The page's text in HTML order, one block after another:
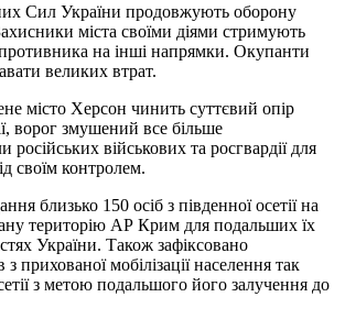
Сил України продовжують оборону
міста своїми діями стримують
на інші напрямки. Окупанти
великих втрат.
місто Херсон чинить суттєвий опір
ворог змушений все більше
російських військових та росгвардії для
своїм контролем.
близько 150 осіб з південної осетії на
територію АР Крим для подальших їх
України. Також зафіксовано
з прихованої мобілізації населення так
з метою подальшого його залучення до